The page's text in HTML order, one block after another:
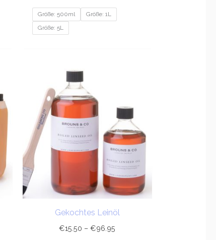
Größe: 500ml
Größe: 1L
Größe: 5L
Gekochtes Leinöl
€15.50 –€96.95